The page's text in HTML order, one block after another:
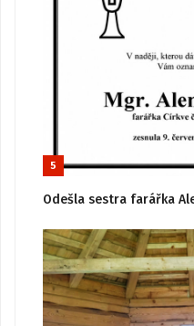
5
Odešla sestra farářka